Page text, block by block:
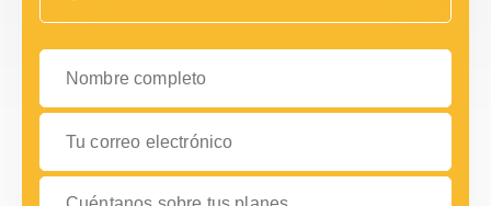
Nombre completo
Tu correo electrónico
Cuéntanos sobre tus planes